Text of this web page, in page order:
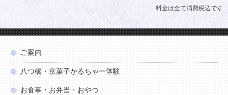
料金は全て消費税込です
ご案内
八つ橋・京菓子かるちゃー体験
お食事・お弁当・おやつ